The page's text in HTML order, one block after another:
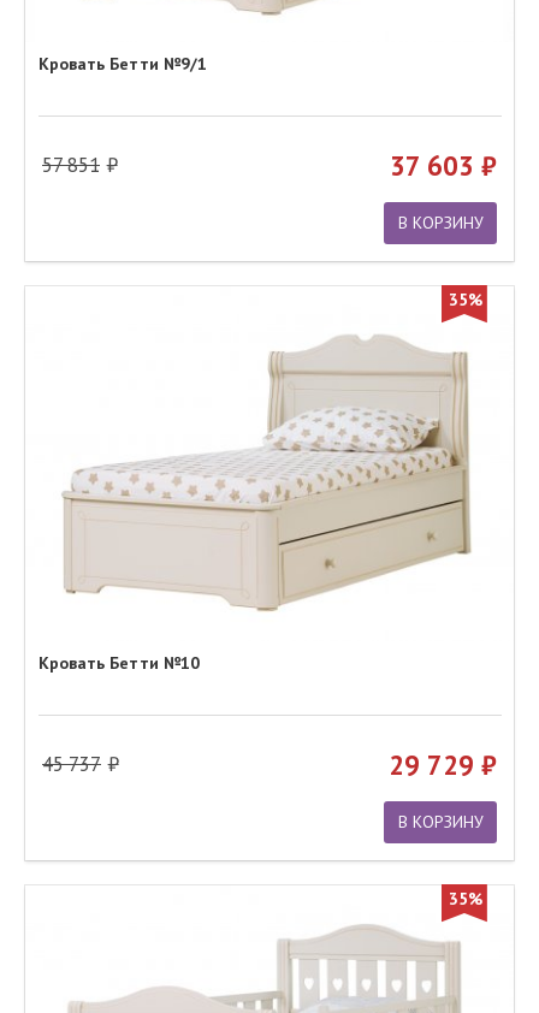
Кровать Бетти №9/1
57 851 37 603
В КОРЗИНУ
35%
Кровать Бетти №10
45 737 29 729
В КОРЗИНУ
35%